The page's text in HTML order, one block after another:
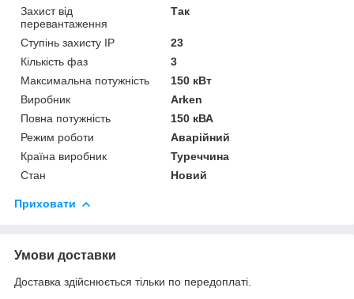
Захист від
перевантаження
Так
Ступінь захисту IP
23
Кількість фаз
3
Максимальна потужність
150 кВт
Виробник
Arken
Повна потужність
150 кВА
Режим роботи
Аварійний
Країна виробник
Туреччина
Стан
Новий
Приховати
Умови доставки
Доставка здійснюється тільки по передоплаті.